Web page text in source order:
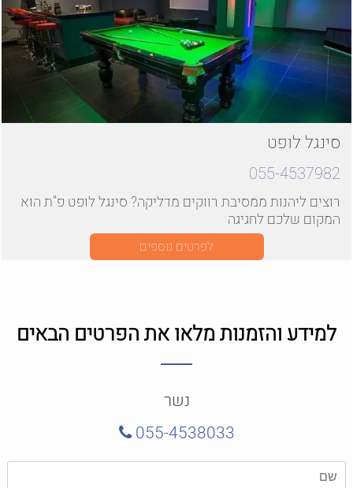
סינגל לופט
055-4537982
רוצים ליהנות ממסיבת רווקים מדליקה? סינגל לופט פ"ת הוא
המקום שלכם לחגיגה
לפרטים נוספים
למידע והזמנות מלאו את הפרטים הבאים
נשר
055-4538033